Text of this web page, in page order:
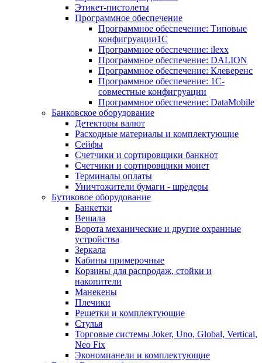
Этикет-пистолеты
Программное обеспечение
Программное обеспечение: Типовые
конфигруации1С
Программное обеспечение: ilexx
Программное обеспечение: DALION
Программное обеспечение: Клеверенс
Программное обеспечение: 1С-
совместные конфигруации
Программное обеспечение: DataMobile
Банковское оборудование
Детекторы валют
Расходные материалы и комплектующие
Сейфы
Счетчики и сортировщики банкнот
Счетчики и сортировщики монет
Терминалы оплаты
Уничтожители бумаги - шредеры
Бутиковое оборудование
Банкетки
Вешала
Ворота механические и другие охранные
устройства
Зеркала
Кабины примерочные
Корзины для распродаж, стойки и
накопители
Манекены
Плечики
Решетки и комплектующие
Стулья
Торговые системы Joker, Uno, Global, Vertical,
Neo Fix
Экономпанели и комплектующие